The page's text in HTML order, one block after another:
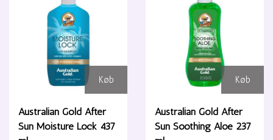
Køb
Australian Gold After
Sun Moisture Lock 437
Køb
Australian Gold After
Sun Soothing Aloe 237